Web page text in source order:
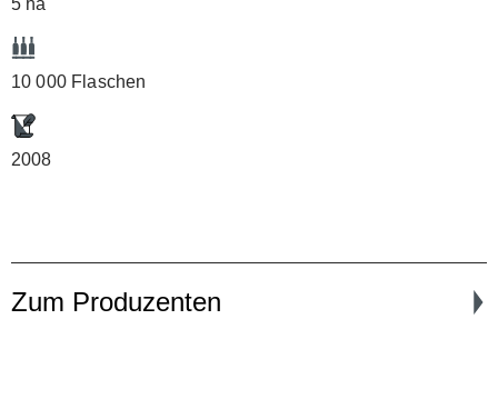
5 ha
10 000 Flaschen
2008
Zum Produzenten